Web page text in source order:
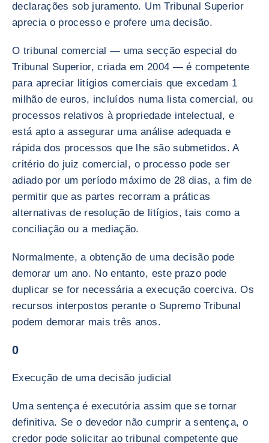
declarações sob juramento. Um Tribunal Superior
aprecia o processo e profere uma decisão.
O tribunal comercial — uma secção especial do
Tribunal Superior, criada em 2004 — é competente
para apreciar litígios comerciais que excedam 1
milhão de euros, incluídos numa lista comercial, ou
processos relativos à propriedade intelectual, e
está apto a assegurar uma análise adequada e
rápida dos processos que lhe são submetidos. A
critério do juiz comercial, o processo pode ser
adiado por um período máximo de 28 dias, a fim de
permitir que as partes recorram a práticas
alternativas de resolução de litígios, tais como a
conciliação ou a mediação.
Normalmente, a obtenção de uma decisão pode
demorar um ano. No entanto, este prazo pode
duplicar se for necessária a execução coerciva. Os
recursos interpostos perante o Supremo Tribunal
podem demorar mais três anos.
0
Execução de uma decisão judicial
Uma sentença é executória assim que se tornar
definitiva. Se o devedor não cumprir a sentença, o
credor pode solicitar ao tribunal competente que